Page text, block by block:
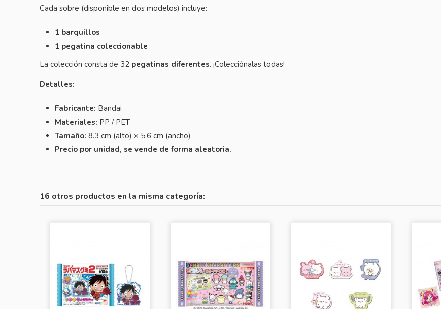
Cada sobre (disponible en dos modelos) incluye:
1 barquillos
1 pegatina coleccionable
La colección consta de 32 pegatinas diferentes. ¡Colecciónalas todas!
Detalles:
Fabricante: Bandai
Materiales: PP / PET
Tamaño: 8.3 cm (alto) × 5.6 cm (ancho)
Precio por unidad, se vende de forma aleatoria.
16 otros productos en la misma categoría: